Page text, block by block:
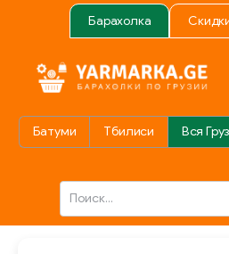
Барахолка
Батуми Тбилиси Вся